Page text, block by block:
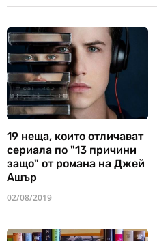
19 неща, които отличават
сериала по "13 причини
защо" от романа на Джей
Ашър
02/08/2019